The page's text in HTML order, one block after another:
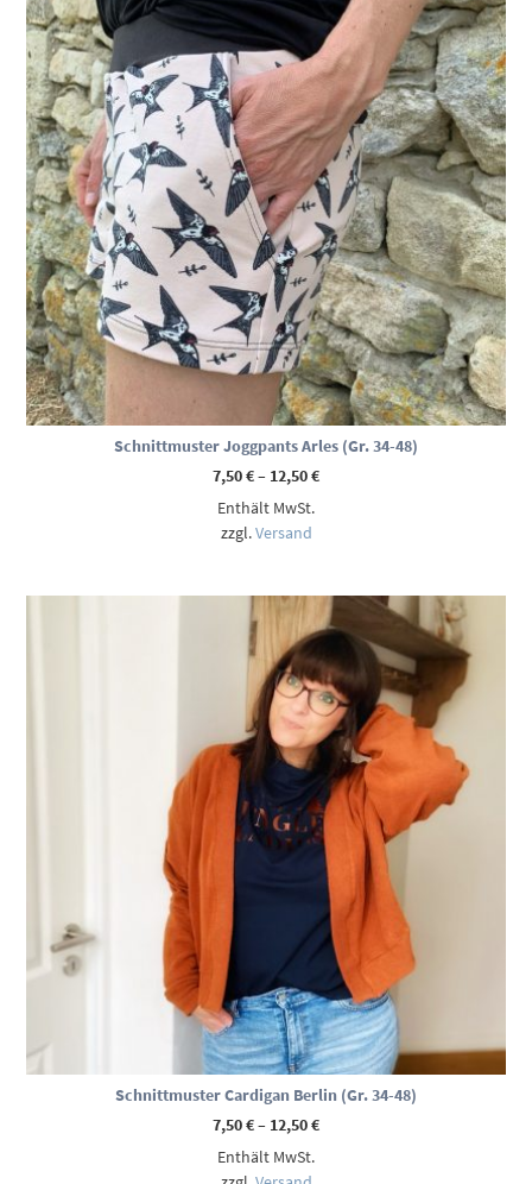
Schnittmuster Joggpants Arles (Gr. 34-48)
7,50€– 12,50€Preisspanne:
Enthält MwSt.
zzgl.Versand
Schnittmuster Cardigan Berlin (Gr. 34-48)
7,50€– 12,50€Preisspanne:
Enthält MwSt.